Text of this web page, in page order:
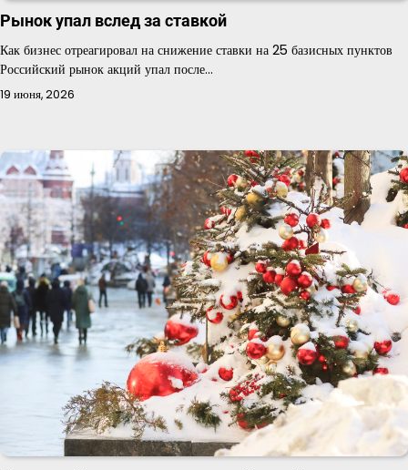
Рынок упал вслед за ставкой
Как бизнес отреагировал на снижение ставки на 25 базисных пунктов
Российский рынок акций упал после…
19 июня, 2026